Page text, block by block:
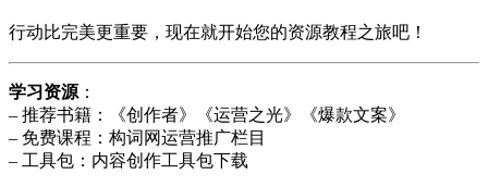
行动比完美更重要，现在就开始您的资源教程之旅吧！
学习资源 ：
– 推荐书籍：《创作者》《运营之光》《爆款文案》
– 免费课程：构词网运营推广栏目
– 工具包：内容创作工具包下载